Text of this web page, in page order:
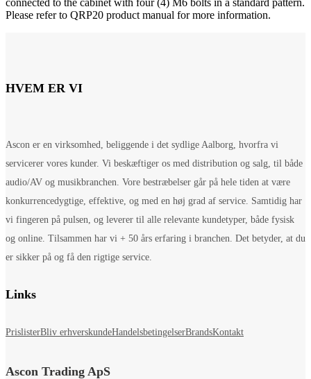
Please refer to QRP20 product manual for more information.
HVEM ER VI
Ascon er en virksomhed, beliggende i det sydlige Aalborg, hvorfra vi
servicerer vores kunder. Vi beskæftiger os med distribution og salg, til både
audio/AV og musikbranchen. Vore bestræbelser går på hele tiden at være
konkurrencedygtige, effektive, og med en høj grad af service. Samtidig har
vi fingeren på pulsen, og leverer til alle relevante kundetyper, både fysisk
og online. Tilsammen har vi + 50 års erfaring i branchen. Det betyder, at du
er sikker på og få den rigtige service.
Links
PrislisterBliv erhverskundeHandelsbetingelserBrandsKontakt
Ascon Trading ApS